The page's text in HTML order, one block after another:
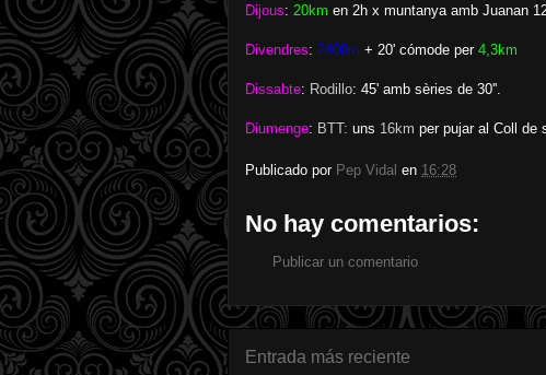
Dijous: 20km en 2h x muntanya amb Juanan
Divendres: 2400m + 20' cómode per 4,3km
Dissabte: Rodillo: 45' amb sèries de 30''.
Diumenge: BTT: uns 16km per pujar al Coll de
Publicado por Pep Vidal en 16:28
No hay comentarios:
Publicar un comentario
Entrada más reciente